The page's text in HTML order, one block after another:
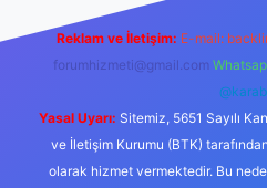
Reklam ve İletişim: E-mail:
forumhizmeti@gmail.com
Yasal Uyarı: Sitemiz, 5651 Sayılı
ve İletişim Kurumu (BTK)
olarak hizmet vermektedir. Bu